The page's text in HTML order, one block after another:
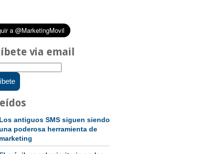
via email
Los antiguos SMS siguen siendo
poderosa herramienta de
marketing